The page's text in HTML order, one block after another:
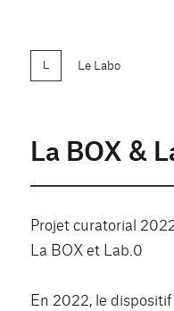
Le Labo
La BOX &
Projet curatorial
La BOX et Lab.0
En 2022, le